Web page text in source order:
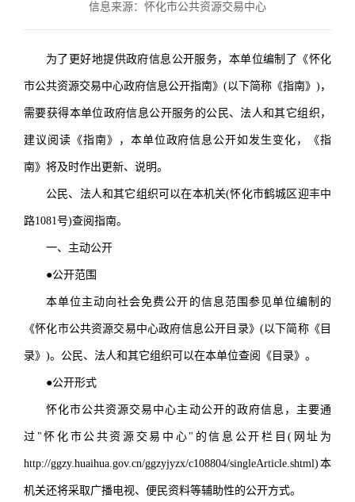
信息来源：怀化市公共资源交易中心
为了更好地提供政府信息公开服务，本单位编制了《怀化
市公共资源交易中心政府信息公开指南》(以下简称《指南》)，
需要获得本单位政府信息公开服务的公民、法人和其它组织，
建议阅读《指南》，本单位政府信息公开如发生变化，《指
南》将及时作出更新、说明。
公民、法人和其它组织可以在本机关(怀化市鹤城区迎丰中
路1081号)查阅指南。
一、主动公开
●公开范围
本单位主动向社会免费公开的信息范围参见单位编制的
《怀化市公共资源交易中心政府信息公开目录》(以下简称《目
录》)。公民、法人和其它组织可以在本单位查阅《目录》。
●公开形式
怀化市公共资源交易中心主动公开的政府信息，主要通
过"怀化市公共资源交易中心"的信息公开栏目(网址为
http://ggzy.huaihua.gov.cn/ggzyjyzx/c108804/singleArticle.shtml)本
机关还将采取广播电视、便民资料等辅助性的公开方式。